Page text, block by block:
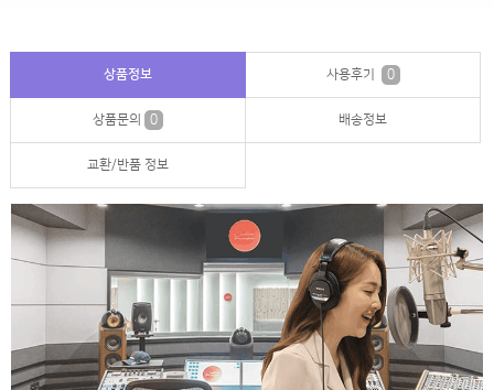
상품정보 사용후기 0
상품문의 0 배송정보
교환/반품 정보